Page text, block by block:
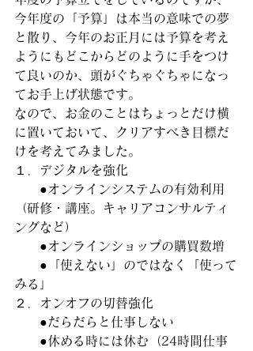
今年度の「予算」は本当の意味での夢
と散り、今年のお正月には予算を考え
ようにもどこからどのように手をつけ
て良いのか、頭がぐちゃぐちゃになっ
てお手上げ状態です。
なので、お金のことはちょっとだけ横
に置いておいて、クリアすべき目標だ
けを考えてみました。
１．デジタルを強化
●オンラインシステムの有効利用
（研修・講座。キャリアコンサルティ
ングなど）
●オンラインショップの購買数増
●「使えない」のではなく「使って
みる」
２．オンオフの切替強化
●だらだらと仕事しない
●休める時には休む（24時間仕事